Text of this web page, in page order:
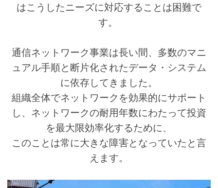
はこうしたニーズに対応することは困難で
す。
通信ネットワーク事業は長い間、多数のマニ
ュアル手順と断片化されたデータ・システム
に依存してきました。
組織全体でネットワークを効果的にサポート
し、ネットワークの耐用年数にわたって投資
を最大限効率化するために、
このことは常に大きな障害となっていたと言
えます。